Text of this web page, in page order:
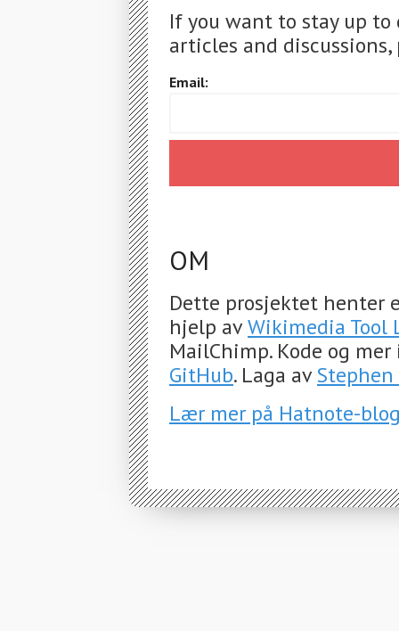
If you want to stay up
articles and
Email:
OM
Dette prosjektet henter
hjelp avWikimedia Tool
MailChimp. Kode og
GitHub. Laga av
Lær mer på Hatnote-